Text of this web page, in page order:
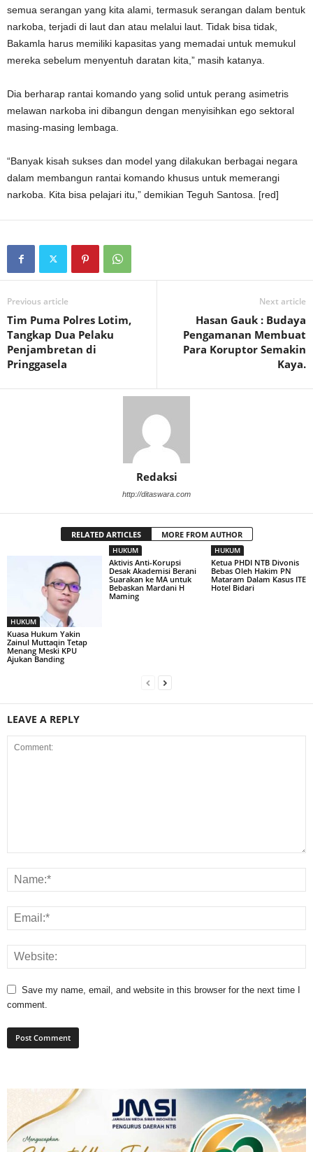
semua serangan yang kita alami, termasuk serangan dalam bentuk
narkoba, terjadi di laut dan atau melalui laut. Tidak bisa tidak,
Bakamla harus memiliki kapasitas yang memadai untuk memukul
mereka sebelum menyentuh daratan kita,” masih katanya.
Dia berharap rantai komando yang solid untuk perang asimetris
melawan narkoba ini dibangun dengan menyisihkan ego sektoral
masing-masing lembaga.
“Banyak kisah sukses dan model yang dilakukan berbagai negara
dalam membangun rantai komando khusus untuk memerangi
narkoba. Kita bisa pelajari itu,” demikian Teguh Santosa. [red]
Previous article
Tim Puma Polres Lotim,
Tangkap Dua Pelaku
Penjambretan di
Pringgasela
Next article
Hasan Gauk : Budaya
Pengamanan Membuat
Para Koruptor Semakin
Kaya.
Redaksi
http://ditaswara.com
RELATED ARTICLES MORE FROM AUTHOR
HUKUM
Kuasa Hukum Yakin
Zainul Muttaqin Tetap
Menang Meski KPU
Ajukan Banding
HUKUM
Aktivis Anti-Korupsi
Desak Akademisi Berani
Suarakan ke MA untuk
Bebaskan Mardani H
Maming
HUKUM
Ketua PHDI NTB Divonis
Bebas Oleh Hakim PN
Mataram Dalam Kasus ITE
Hotel Bidari
LEAVE A REPLY
Save my name, email, and website in this browser for the next time I
comment.